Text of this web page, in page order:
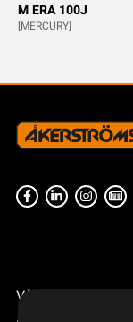
M ERA 100J
[MERCURY]
Våra